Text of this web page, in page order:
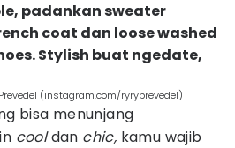
padankan sweater
coat dan loose washed
Stylish buat ngedate,
(instagram.com/ryryprevedel)
bisa menunjang
cooldan chic, kamu wajib